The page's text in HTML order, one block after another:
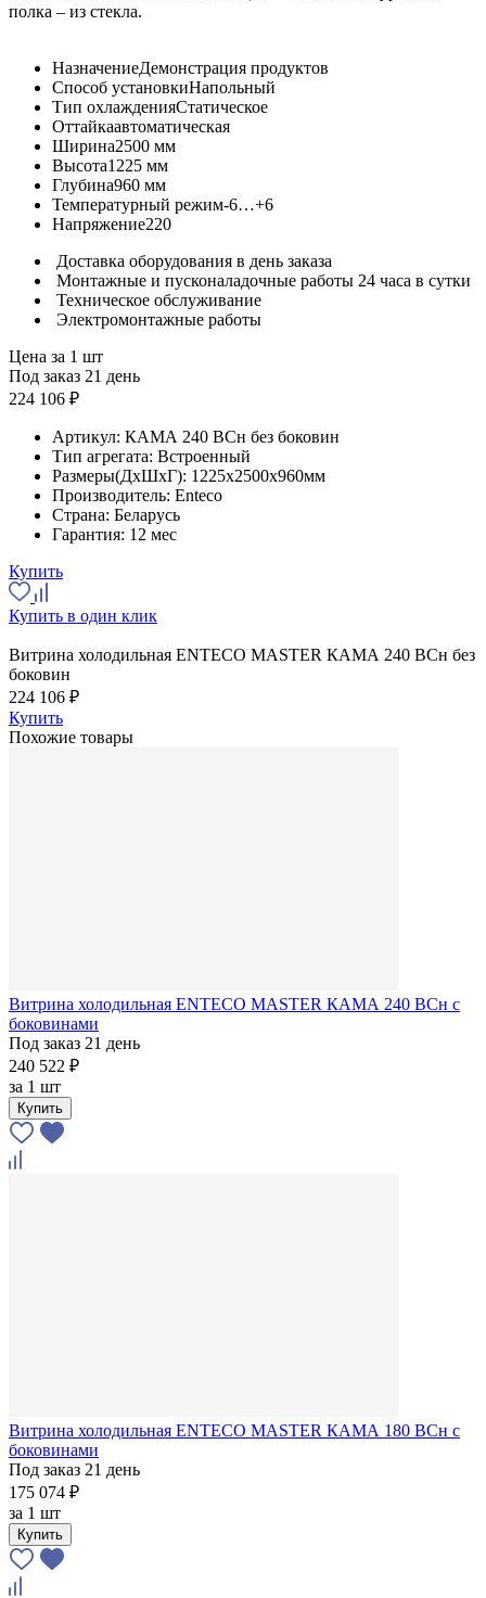
полка – из стекла.
НазначениеДемонстрация продуктов
Способ установкиНапольный
Тип охлажденияСтатическое
Оттайкаавтоматическая
Ширина2500 мм
Высота1225 мм
Глубина960 мм
Температурный режим-6…+6
Напряжение220
Доставка оборудования в день заказа
Монтажные и пусконаладочные работы 24 часа в сутки
Техническое обслуживание
Электромонтажные работы
Цена за 1 шт
Под заказ 21 день
224 106 ₽
Артикул: КАМА 240 BCн без боковин
Тип агрегата: Встроенный
Размеры(ДхШхГ): 1225x2500x960мм
Производитель: Enteco
Страна: Беларусь
Гарантия: 12 мес
Купить
Купить в один клик
Витрина холодильная ENTECO MASTER КАМА 240 BCн без
боковин
224 106 ₽
Купить
Похожие товары
Витрина холодильная ENTECO MASTER КАМА 240 BCн с
боковинами
Под заказ 21 день
240 522 ₽
за 1 шт
Купить
Витрина холодильная ENTECO MASTER КАМА 180 BCн с
боковинами
Под заказ 21 день
175 074 ₽
за 1 шт
Купить